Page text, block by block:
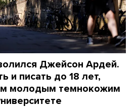
Джейсон Ардей.
и писать до 18 лет,
молодым темнокожим